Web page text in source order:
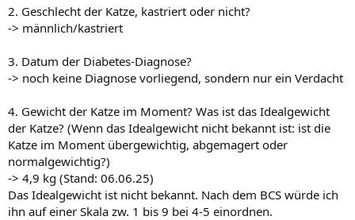
2. Geschlecht der Katze, kastriert oder nicht?
-> männlich/kastriert
3. Datum der Diabetes-Diagnose?
-> noch keine Diagnose vorliegend, sondern nur ein Verdacht
4. Gewicht der Katze im Moment? Was ist das Idealgewicht
der Katze? (Wenn das Idealgewicht nicht bekannt ist: ist die
Katze im Moment übergewichtig, abgemagert oder
normalgewichtig?)
-> 4,9 kg (Stand: 06.06.25)
Das Idealgewicht ist nicht bekannt. Nach dem BCS würde ich
ihn auf einer Skala zw. 1 bis 9 bei 4-5 einordnen.